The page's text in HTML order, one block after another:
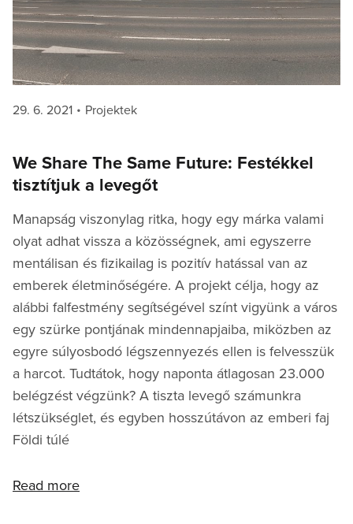
Posted
29. 6. 2021 Categories
Projektek
We Share The Same Future: Festékkel
tisztítjuk a levegőt
Manapság viszonylag ritka, hogy egy márka valami
olyat adhat vissza a közösségnek, ami egyszerre
mentálisan és fizikailag is pozitív hatással van az
emberek életminőségére. A projekt célja, hogy az
alábbi falfestmény segítségével színt vigyünk a város
egy szürke pontjának mindennapjaiba, miközben az
egyre súlyosbodó légszennyezés ellen is felvesszük
a harcot. Tudtátok, hogy naponta átlagosan 23.000
belégzést végzünk? A tiszta levegő számunkra
létszükséglet, és egyben hosszútávon az emberi faj
Földi túlé
Read more